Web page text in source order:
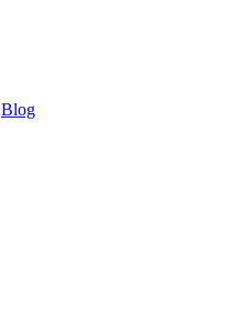
Blog